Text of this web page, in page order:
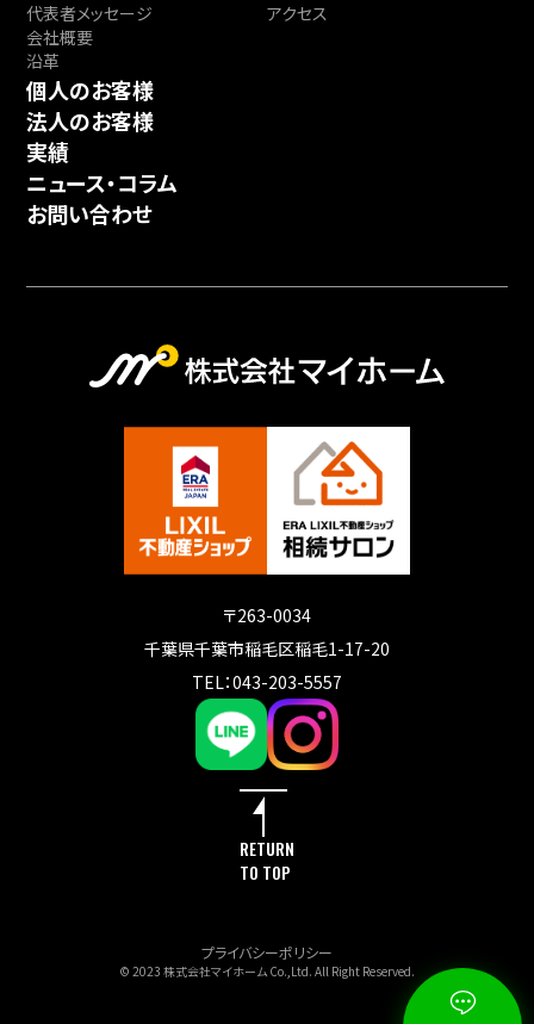
代表者メッセージ
会社概要
沿革
アクセス
実績
個人のお客様
法人のお客様
ニュース・コラム
お問い合わせ
〒263-0034
千葉県千葉市稲毛区稲毛1-17-20
TEL：043-203-5557
RETURN
TO TOP
プライバシーポリシー
© 2023 株式会社マイホーム Co.,Ltd. All Right Reserved.